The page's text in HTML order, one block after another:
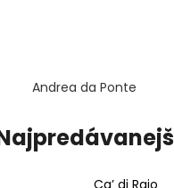
Andrea da Ponte